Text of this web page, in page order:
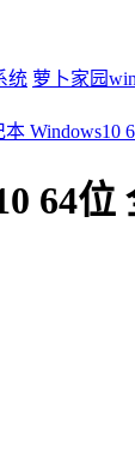
统 萝卜家园
Windows10
64位